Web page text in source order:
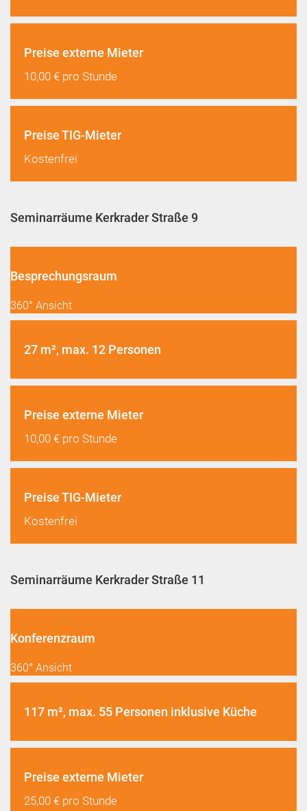
Preise externe Mieter
10,00 € pro Stunde
Preise TIG-Mieter
Kostenfrei
Seminarräume Kerkrader Straße 9
Besprechungsraum
360° Ansicht
27 m², max. 12 Personen
Preise externe Mieter
10,00 € pro Stunde
Preise TIG-Mieter
Kostenfrei
Seminarräume Kerkrader Straße 11
Konferenzraum
360° Ansicht
117 m², max. 55 Personen inklusive Küche
Preise externe Mieter
25,00 € pro Stunde